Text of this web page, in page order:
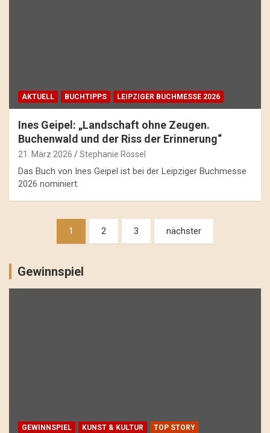
AKTUELL BUCHTIPPS LEIPZIGER BUCHMESSE 2026
Ines Geipel: „Landschaft ohne Zeugen.
Buchenwald und der Riss der Erinnerung“
21. März 2026 Stephanie Rössel
Das Buch von Ines Geipel ist bei der Leipziger Buchmesse
2026 nominiert.
Beitragsnavigation
1 2 3 nächster
Gewinnspiel
GEWINNSPIEL KUNST & KULTUR TOP STORY